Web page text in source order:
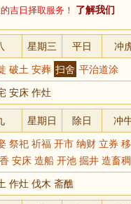
吉日择取服务！ 了解我们
星期三 平日 冲
破土 安葬 扫舍 平治道涂
安床 作灶
星期日 除日 冲
祭祀 祈福 开市 纳财 立券
安床 造船 开池 掘井 造畜
作灶 伐木 斋醮